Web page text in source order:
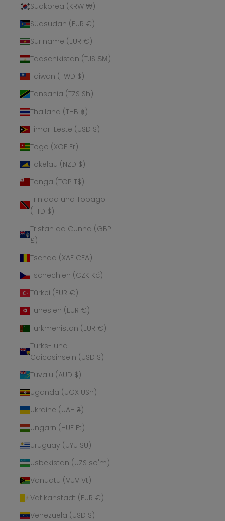
Südkorea (KRW ₩)
Südsudan (EUR €)
Suriname (EUR €)
Tadschikistan (TJS ЅМ)
Taiwan (TWD $)
Tansania (TZS Sh)
Thailand (THB ฿)
Timor-Leste (USD $)
Togo (XOF Fr)
Tokelau (NZD $)
Tonga (TOP T$)
Trinidad und Tobago
(TTD $)
Tristan da Cunha (GBP
£)
Tschad (XAF CFA)
Tschechien (CZK Kč)
Türkei (EUR €)
Tunesien (EUR €)
Turkmenistan (EUR €)
Turks- und
Caicosinseln (USD $)
Tuvalu (AUD $)
Uganda (UGX USh)
Ukraine (UAH ₴)
Ungarn (HUF Ft)
Uruguay (UYU $U)
Usbekistan (UZS so'm)
Vanuatu (VUV Vt)
Vatikanstadt (EUR €)
Venezuela (USD $)